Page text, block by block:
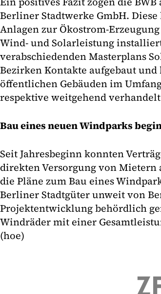
Berliner Stadtwerke GmbH.
Anlagen zur Ökostrom-
Wind- und Solarleistung
verabschiedenden Masterplans
Bezirken Kontakte aufgebaut
öffentlichen Gebäuden im
respektive weitgehend
Bau eines neuen Windparks
Seit Jahresbeginn konnten
direkten Versorgung von Mietern
die Pläne zum Bau eines
Berliner Stadtgüter unweit von
Projektentwicklung behördlich
Windräder mit einer
(hoe)